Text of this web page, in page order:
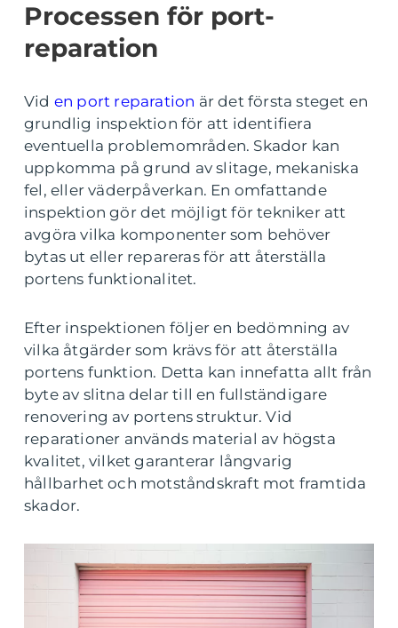
Processen för port-
reparation
Vid en port reparation är det första steget en
grundlig inspektion för att identifiera
eventuella problemområden. Skador kan
uppkomma på grund av slitage, mekaniska
fel, eller väderpåverkan. En omfattande
inspektion gör det möjligt för tekniker att
avgöra vilka komponenter som behöver
bytas ut eller repareras för att återställa
portens funktionalitet.
Efter inspektionen följer en bedömning av
vilka åtgärder som krävs för att återställa
portens funktion. Detta kan innefatta allt från
byte av slitna delar till en fullständigare
renovering av portens struktur. Vid
reparationer används material av högsta
kvalitet, vilket garanterar långvarig
hållbarhet och motståndskraft mot framtida
skador.